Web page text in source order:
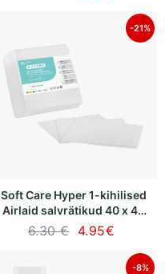
-21%
Soft Care Hyper 1-kihilised
Airlaid salvrätikud 40 x 40
cm - valge DS 50 (50 tk)
6.30 € 4.95€
-8%